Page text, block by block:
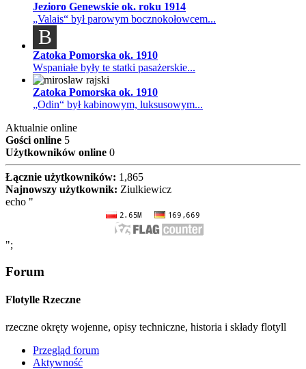
Jezioro Genewskie ok. roku 1914
„Valais“ był parowym bocznokołowcem...
B
Zatoka Pomorska ok. 1910
Wspaniałe były te statki pasażerskie...
Zatoka Pomorska ok. 1910
„Odin“ był kabinowym, luksusowym...
Aktualnie online
Gości online 5
Użytkowników online 0
Łącznie użytkowników: 1,865
Najnowszy użytkownik: Ziulkiewicz
echo "
";
Forum
Flotylle Rzeczne
rzeczne okręty wojenne, opisy techniczne, historia i składy flotyll
Przegląd forum
Aktywność